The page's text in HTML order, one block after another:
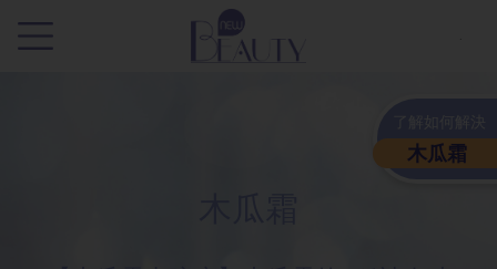
木瓜霜